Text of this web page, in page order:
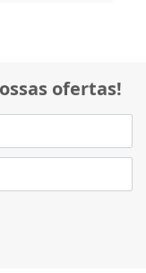
ofertas!